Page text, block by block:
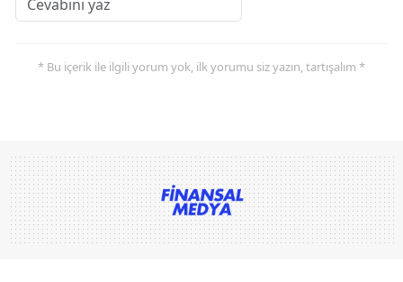
* Bu içerik ile ilgili yorum yok, ilk yorumu siz yazın, tartışalım *